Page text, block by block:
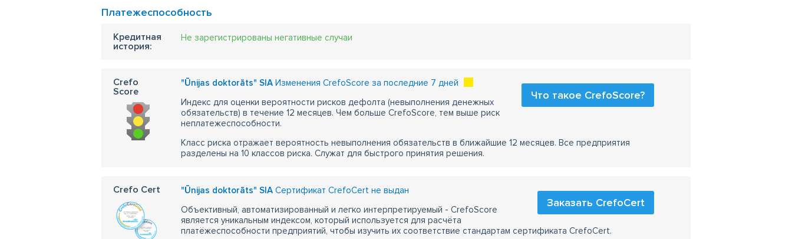
Платежеспособность
Кредитная
история:
Не зарегистрированы негативные случаи
Crefo
Score
"Ūnijas doktorāts" SIA Изменения CrefoScore за последние 7 дней
Что такое CrefoScore?
Индекс для оценки вероятности рисков дефолта (невыполнения денежных
обязательств) в течение 12 месяцев. Чем больше CrefoScore, тем выше риск
неплатежеспособности.
Класс риска отражает вероятность невыполнения обязательств в ближайшие 12 месяцев. Все предприятия
разделены на 10 классов риска. Служат для быстрого принятия решения.
Crefo Cert "Ūnijas doktorāts" SIA Сертификат CrefoCert не выдан
Заказать CrefoCert
Объективный, автоматизированный и легко интерпретируемый - CrefoScore
является уникальным индексом, который используется для расчёта
платёжеспособности предприятий, чтобы изучить их соответствие стандартам сертификата CrefoCert.